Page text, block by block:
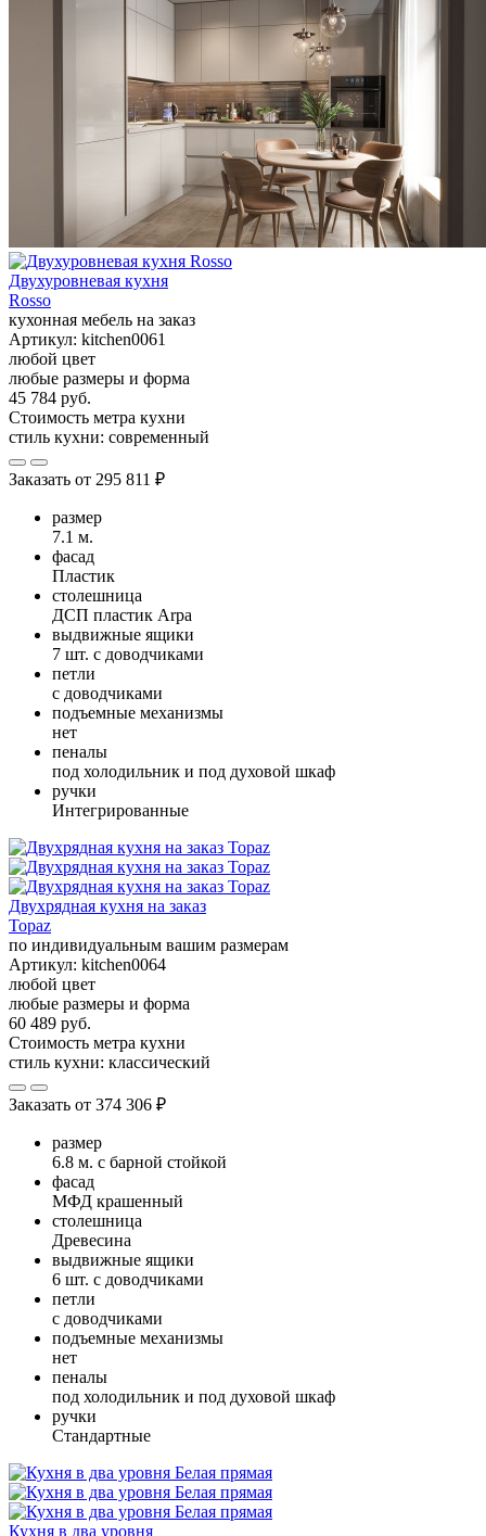
Двухуровневая кухня
Rosso
кухонная мебель на заказ
Артикул: kitchen0061
любой цвет
любые размеры и форма
45 784 руб.
Стоимость метра кухни
стиль кухни: современный
Заказать от 295 811 ₽
размер
7.1 м.
фасад
Пластик
столешница
ДСП пластик Arpa
выдвижные ящики
7 шт. с доводчиками
петли
с доводчиками
подъемные механизмы
нет
пеналы
под холодильник и под духовой шкаф
ручки
Интегрированные
Двухрядная кухня на заказ
Topaz
по индивидуальным вашим размерам
Артикул: kitchen0064
любой цвет
любые размеры и форма
60 489 руб.
Стоимость метра кухни
стиль кухни: классический
Заказать от 374 306 ₽
размер
6.8 м. с барной стойкой
фасад
МФД крашенный
столешница
Древесина
выдвижные ящики
6 шт. с доводчиками
петли
с доводчиками
подъемные механизмы
нет
пеналы
под холодильник и под духовой шкаф
ручки
Стандартные
Кухня в два уровня